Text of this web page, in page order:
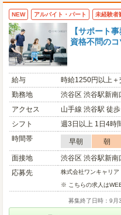
NEW アルバイト・パート 未経験者
【サポート
資格不問の
給与
時給1250円以上＋
勤務地
渋谷区 渋谷駅新南
アクセス
山手線 渋谷駅 徒
シフト
週3日以上 1日4時
時間帯
早朝 朝
面接地
渋谷区 渋谷駅新南
応募先
株式会社ワンキャリア
※ こちらの求人は
募集終了日時：9月